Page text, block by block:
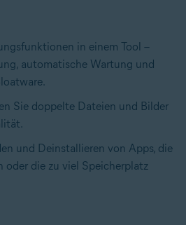
in einem Tool –
automatische Wartung und
Sie doppelte Dateien und Bilder
und Deinstallieren von Apps, die
oder die zu viel Speicherplatz